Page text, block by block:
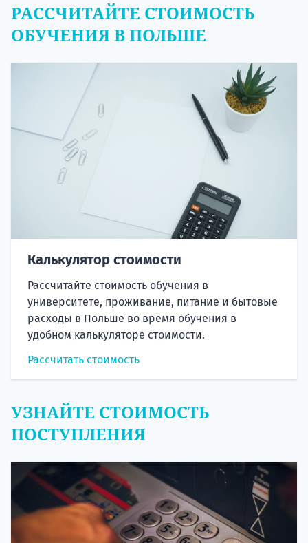
РАССЧИТАЙТЕ СТОИМОСТЬ
ОБУЧЕНИЯ В ПОЛЬШЕ
Калькулятор стоимости
Рассчитайте стоимость обучения в
университете, проживание, питание и бытовые
расходы в Польше во время обучения в
удобном калькуляторе стоимости.
Рассчитать стоимость
УЗНАЙТЕ СТОИМОСТЬ
ПОСТУПЛЕНИЯ